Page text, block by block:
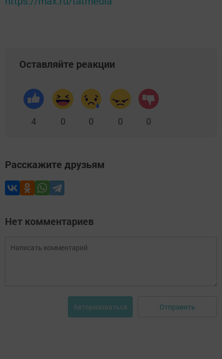
Оставляйте реакции
4 0 0 0 0
Расскажите друзьям
Нет комментариев
Авторизоваться Отправить